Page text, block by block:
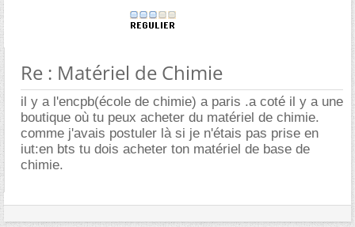
Re : Matériel de Chimie
il y a l'encpb(école de chimie) a paris .a coté il y a une
boutique où tu peux acheter du matériel de chimie.
comme j'avais postuler là si je n'étais pas prise en
iut:en bts tu dois acheter ton matériel de base de
chimie.